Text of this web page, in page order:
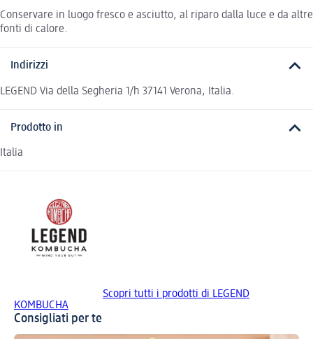
Conservare in luogo fresco e asciutto, al riparo dalla luce e da altre
fonti di calore.
Indirizzi
LEGEND Via della Segheria 1/h 37141 Verona, Italia.
Prodotto in
Italia
Scopri tutti i prodotti di LEGEND
KOMBUCHA
Consigliati per te